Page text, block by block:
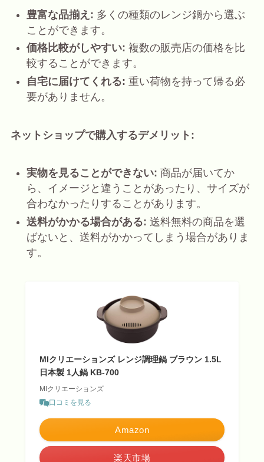
豊富な品揃え: 多くの種類のレンジ鍋から選ぶ
ことができます。
価格比較がしやすい: 複数の販売店の価格を比
較することができます。
自宅に届けてくれる: 重い荷物を持って帰る必
要がありません。
ネットショップで購入するデメリット:
実物を見ることができない: 商品が届いてか
ら、イメージと違うことがあったり、サイズが
合わなかったりすることがあります。
送料がかかる場合がある: 送料無料の商品を選
ばないと、送料がかかってしまう場合がありま
す。
MIクリエーションズ レンジ調理鍋 ブラウン 1.5L
日本製 1人鍋 KB-700
MIクリエーションズ
口コミを見る
Amazon
楽天市場